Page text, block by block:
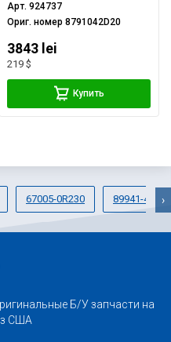
Арт.924737
Ориг. номер8791042D20
3843 lei
219 $
Купить
67005-0R230 89941-42010
›
Б/У запчасти на
США